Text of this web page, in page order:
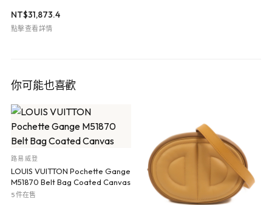
NT$31,873.4
點擊查看詳情
你可能也喜歡
路易威登
LOUIS VUITTON Pochette Gange
M51870 Belt Bag Coated Canvas
5 件在售